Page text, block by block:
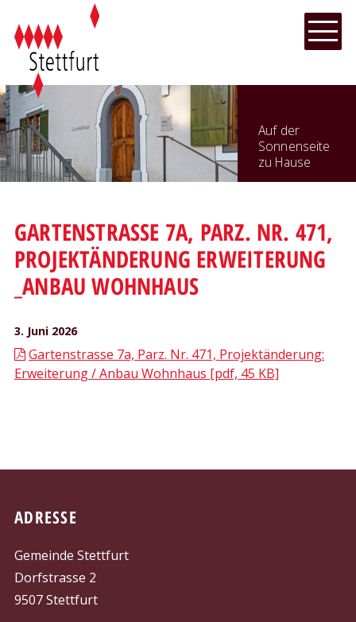
NAVIGIEREN IN STETTFURT
Schnellnavigation
Menu
Auf der
Sonnenseite
zu Hause
GARTENSTRASSE 7A, PARZ. NR. 471,
PROJEKTÄNDERUNG ERWEITERUNG
_ANBAU WOHNHAUS
3. Juni 2026
Gartenstrasse 7a, Parz. Nr. 471, Projektänderung:
Erweiterung / Anbau Wohnhaus [pdf, 45 KB]
ADRESSE
Gemeinde Stettfurt
Dorfstrasse 2
9507 Stettfurt